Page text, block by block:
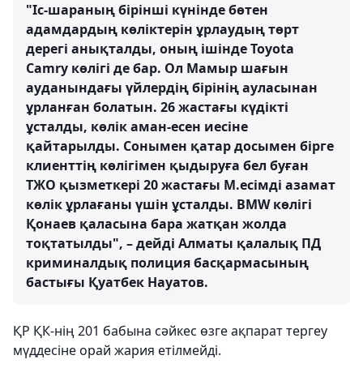
"Іс-шараның бірінші күнінде бөтен
адамдардың көліктерін ұрлаудың төрт
дерегі анықталды, оның ішінде Toyota
Camry көлігі де бар. Ол Мамыр шағын
ауданындағы үйлердің бірінің ауласынан
ұрланған болатын. 26 жастағы күдікті
ұсталды, көлік аман-есен иесіне
қайтарылды. Сонымен қатар досымен бірге
клиенттің көлігімен қыдыруға бел буған
ТЖО қызметкері 20 жастағы М.есімді азамат
көлік ұрлағаны үшін ұсталды. BMW көлігі
Қонаев қаласына бара жатқан жолда
тоқтатылды", – дейді Алматы қалалық ПД
криминалдық полиция басқармасының
бастығы Қуатбек Науатов.
ҚР ҚК-нің 201 бабына сәйкес өзге ақпарат тергеу
мүддесіне орай жария етілмейді.